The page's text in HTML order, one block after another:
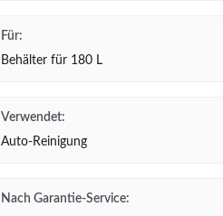
Für:
Behälter für 180 L
Verwendet:
Auto-Reinigung
Nach Garantie-Service: